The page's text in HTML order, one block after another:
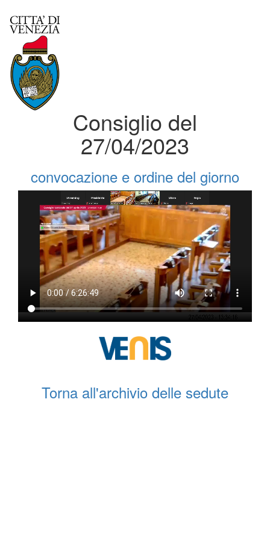
Consiglio del
27/04/2023
convocazione e ordine del giorno
Torna all'archivio delle sedute